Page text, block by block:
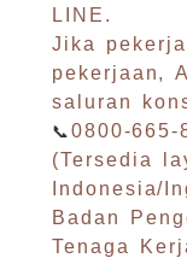
LINE.
Jika
pekerjaan,
saluran
📞0800-665-
(Tersedia
Indonesia/
Badan
Tenaga